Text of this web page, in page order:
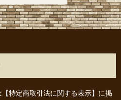
【特定商取引法に関する表示】 に掲